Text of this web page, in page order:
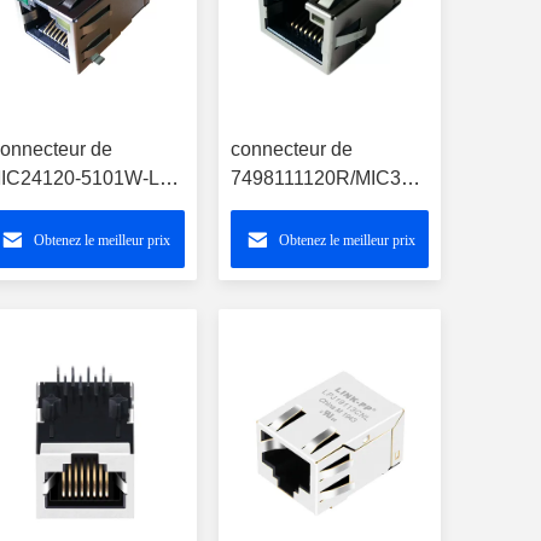
de
5101W-LF3
RJ45/profil bas
5101W-LF3
Obtenez le meilleur prix
connecteur de
7498111120R/MIC38121-
5356X-LF3 SMT RJ45
avec
10/100/1000Mbps
Obtenez le meilleur prix